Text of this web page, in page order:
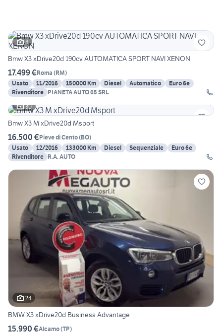
8
Bmw X3 xDrive20d 190cv AUTOMATICA SPORT NAVI XENON
17.499 €Roma (RM)
Usato
11/2016 150000 Km Diesel Automatico
Euro 6e
Rivenditore PIANETA AUTO 65 SRL
30
Bmw X3 M xDrive20d Msport
16.500 €Pieve di Cento(BO)
Usato
12/2016 133000 Km Diesel Sequenziale
Euro 6e
Rivenditore R.A. AUTO
24
BMW X3 xDrive20d Business Advantage
15.990 €Alcamo(TP)